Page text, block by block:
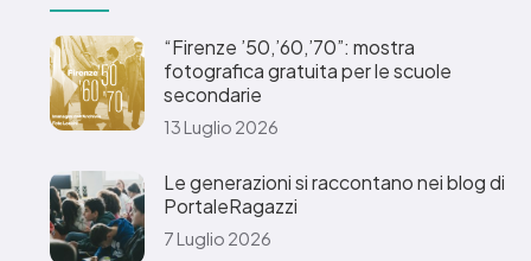
“Firenze ’50,’60,’70”: mostra
fotografica gratuita per le scuole
secondarie
13 Luglio 2026
Le generazioni si raccontano nei blog di
PortaleRagazzi
7 Luglio 2026